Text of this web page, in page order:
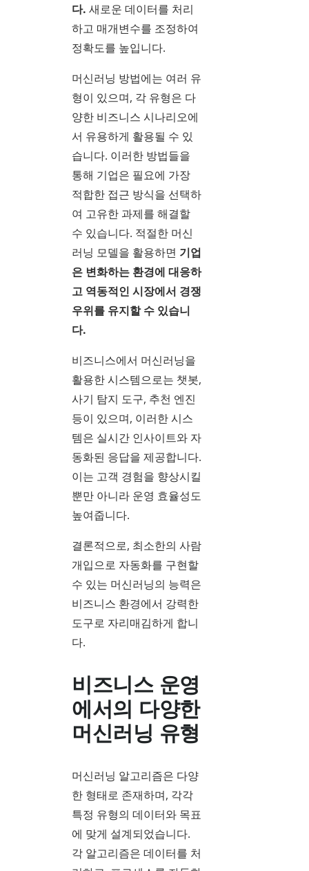
다. 새로운 데이터를 처리
하고 매개변수를 조정하여
정확도를 높입니다.
머신러닝 방법에는 여러 유
형이 있으며, 각 유형은 다
양한 비즈니스 시나리오에
서 유용하게 활용될 수 있
습니다. 이러한 방법들을
통해 기업은 필요에 가장
적합한 접근 방식을 선택하
여 고유한 과제를 해결할
수 있습니다. 적절한 머신
러닝 모델을 활용하면 기업
은 변화하는 환경에 대응하
고 역동적인 시장에서 경쟁
우위를 유지할 수 있습니
다.
비즈니스에서 머신러닝을
활용한 시스템으로는 챗봇,
사기 탐지 도구, 추천 엔진
등이 있으며, 이러한 시스
템은 실시간 인사이트와 자
동화된 응답을 제공합니다.
이는 고객 경험을 향상시킬
뿐만 아니라 운영 효율성도
높여줍니다.
결론적으로, 최소한의 사람
개입으로 자동화를 구현할
수 있는 머신러닝의 능력은
비즈니스 환경에서 강력한
도구로 자리매김하게 합니
다.
비즈니스 운영
에서의 다양한
머신러닝 유형
머신러닝 알고리즘은 다양
한 형태로 존재하며, 각각
특정 유형의 데이터와 목표
에 맞게 설계되었습니다.
각 알고리즘은 데이터를 처